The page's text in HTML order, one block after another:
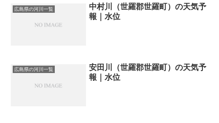
広島県の河川一覧
中村川（世羅郡世羅町）の天気予
報｜水位
広島県の河川一覧
安田川（世羅郡世羅町）の天気予
報｜水位